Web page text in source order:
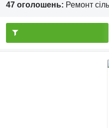
47 оголошень: Ремонт